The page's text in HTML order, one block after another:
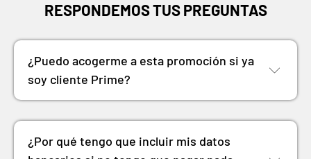
RESPONDEMOS TUS PREGUNTAS
¿Puedo acogerme a esta promoción si ya
soy cliente Prime?
¿Por qué tengo que incluir mis datos